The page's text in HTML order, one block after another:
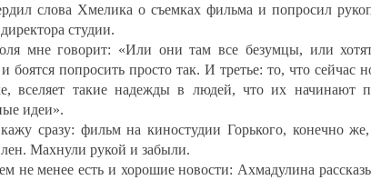
слова Хмелика о съемках фильма и попросил
студии.
мне говорит: «Или они там все безумцы, или
боятся попросить просто так. И третье: то, что сейчас
вселяет такие надежды в людей, что их начинают
идеи».
сразу: фильм на киностудии Горького, конечно
Махнули рукой и забыли.
не менее есть и хорошие новости: Ахмадулина